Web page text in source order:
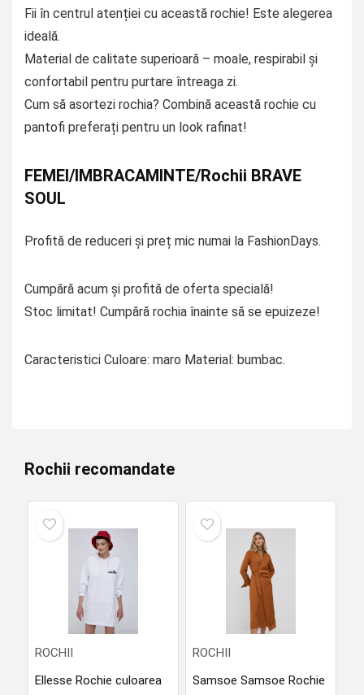
Fii în centrul atenției cu această rochie! Este alegerea
ideală.
Material de calitate superioară – moale, respirabil și
confortabil pentru purtare întreaga zi.
Cum să asortezi rochia? Combină această rochie cu
pantofi preferați pentru un look rafinat!
FEMEI/IMBRACAMINTE/Rochii BRAVE
SOUL
Profită de reduceri și preț mic numai la FashionDays.
Cumpără acum și profită de oferta specială!
Stoc limitat! Cumpără rochia înainte să se epuizeze!
Caracteristici Culoare: maro Material: bumbac.
Rochii recomandate
ROCHII
Ellesse Rochie culoarea
ROCHII
Samsoe Samsoe Rochie